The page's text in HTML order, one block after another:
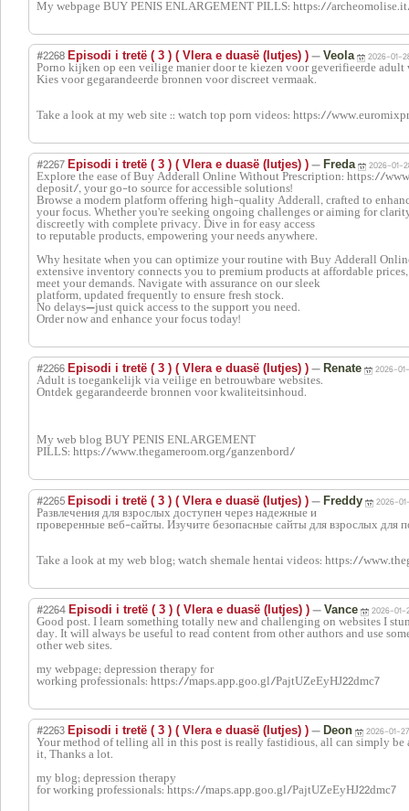
My webpage BUY PENIS ENLARGEMENT PILLS: https://
#2268 Episodi i tretë ( 3 ) ( Vlera e duasë (lutjes) ) — Veola 2026-01-
Porno kijken op een veilige manier door te kiezen voor geverifieerde adult
Kies voor gegarandeerde bronnen voor discreet vermaak.
Take a look at my web site :: watch top porn videos: https://
#2267 Episodi i tretë ( 3 ) ( Vlera e duasë (lutjes) ) — Freda 2026-01-
Explore the ease of Buy Adderall Online Without Prescription: https://
deposit/, your go-to source for accessible solutions!
Browse a modern platform offering high-quality Adderall, crafted to
your focus. Whether you’re seeking ongoing challenges or aiming for
discreetly with complete privacy. Dive in for easy access
to reputable products, empowering your needs anywhere.
Why hesitate when you can optimize your routine with Buy Adderall
extensive inventory connects you to premium products at affordable
meet your demands. Navigate with assurance on our sleek
platform, updated frequently to ensure fresh stock.
No delays—just quick access to the support you need.
Order now and enhance your focus today!
#2266 Episodi i tretë ( 3 ) ( Vlera e duasë (lutjes) ) — Renate 2026-
Adult is toegankelijk via veilige en betrouwbare websites.
Ontdek gegarandeerde bronnen voor kwaliteitsinhoud.
My web blog BUY PENIS ENLARGEMENT
PILLS: https://www.thegameroom.org/ganzenbord/
#2265 Episodi i tretë ( 3 ) ( Vlera e duasë (lutjes) ) — Freddy 2026-
Развлечения для взрослых доступен через надежные и
проверенные веб-сайты. Изучите безопасные сайты для взрослых для
Take a look at my web blog; watch shemale hentai videos: https://
#2264 Episodi i tretë ( 3 ) ( Vlera e duasë (lutjes) ) — Vance 2026-01-
Good post. I learn something totally new and challenging on websites I
day. It will always be useful to read content from other authors and use
other web sites.
my webpage; depression therapy for
working professionals: https://maps.app.goo.gl/PajtUZeEyHJ22dmc7
#2263 Episodi i tretë ( 3 ) ( Vlera e duasë (lutjes) ) — Deon 2026-01-
Your method of telling all in this post is really fastidious, all can simply be
it, Thanks a lot.
my blog; depression therapy
for working professionals: https://maps.app.goo.gl/PajtUZeEyHJ22dmc7